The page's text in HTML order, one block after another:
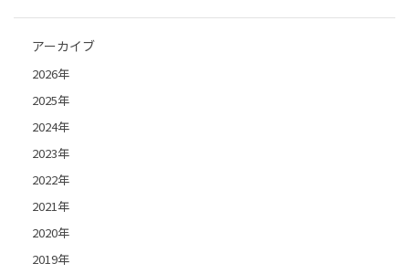
アーカイブ
2026年
2025年
2024年
2023年
2022年
2021年
2020年
2019年